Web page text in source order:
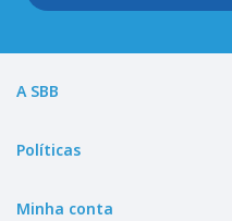
A SBB
Políticas
Minha conta